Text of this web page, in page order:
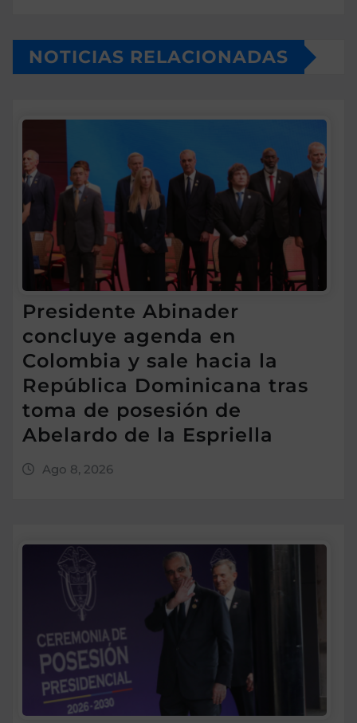
NOTICIAS RELACIONADAS
Presidente Abinader
concluye agenda en
Colombia y sale hacia la
República Dominicana tras
toma de posesión de
Abelardo de la Espriella
Ago 8, 2026